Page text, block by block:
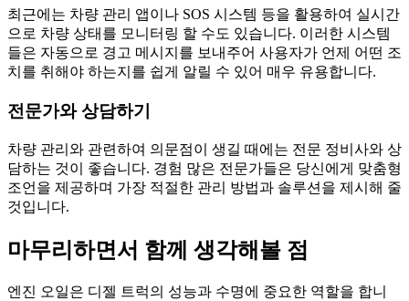
최근에는 차량 관리 앱이나 SOS 시스템 등을 활용하여 실시간
으로 차량 상태를 모니터링 할 수도 있습니다. 이러한 시스템
들은 자동으로 경고 메시지를 보내주어 사용자가 언제 어떤 조
치를 취해야 하는지를 쉽게 알릴 수 있어 매우 유용합니다.
전문가와 상담하기
차량 관리와 관련하여 의문점이 생길 때에는 전문 정비사와 상
담하는 것이 좋습니다. 경험 많은 전문가들은 당신에게 맞춤형
조언을 제공하며 가장 적절한 관리 방법과 솔루션을 제시해 줄
것입니다.
마무리하면서 함께 생각해볼 점
엔진 오일은 디젤 트럭의 성능과 수명에 중요한 역할을 합니